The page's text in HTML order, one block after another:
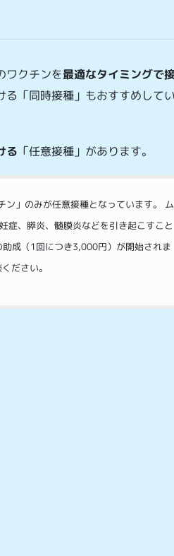
ワクチンを最適なタイミングで
「同時接種」もおすすめして
る 「任意接種」があります。
ン」のみが任意接種となっています。 ム
症、膵炎、髄膜炎などを引き起こすこと
成（1回につき3,000円）が開始されま
ださい。